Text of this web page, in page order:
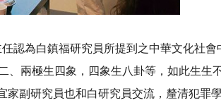
為白鎮福研究員所提到之中華文化社會
、兩極生四象，四象生八卦等，如此生生
副研究員也和白研究員交流，釐清犯罪